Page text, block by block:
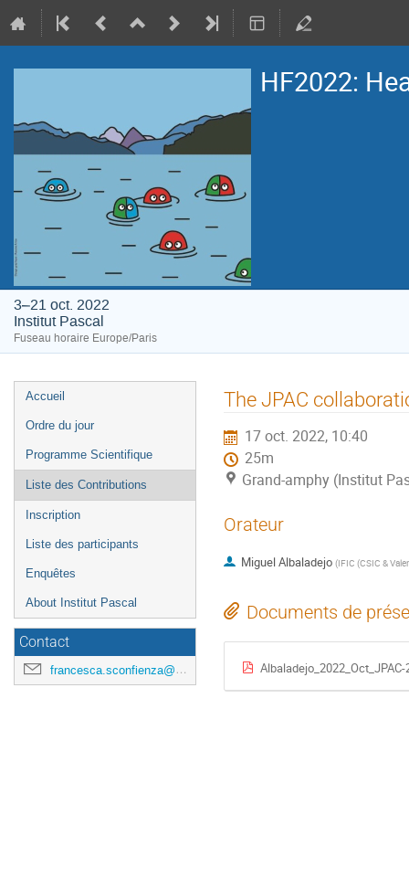
HF2022:
3–21 oct. 2022
Institut Pascal
Fuseau horaire Europe/Paris
Menu
de
Accueil
Ordre du jour
Programme Scientifique
Liste des Contributions
Inscription
Liste des participants
Enquêtes
About Institut Pascal
Contact
francesca.sconfienza@universite-paris-saclay.fr
The JPAC
17 oct. 2022, 10:40
25m
Grand-amphy (Institut
Orateur
Miguel Albaladejo (IFIC (CSIC &
Documents de